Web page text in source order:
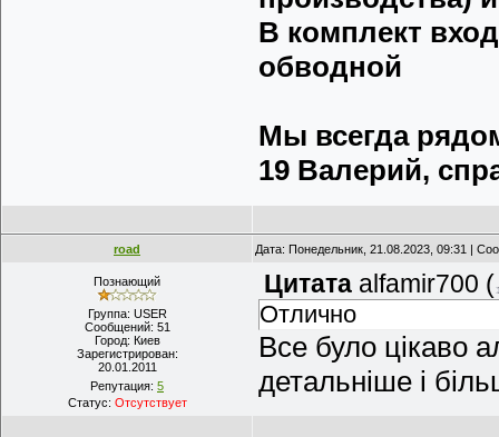
В комплект
обводной
Мы всегда
19 Валерий,
road Дата: Понедельник, 21.08.2023, 09:31 |
Познающий
Группа: USER
Сообщений: 51
Город: Киев
Зарегистрирован:
20.01.2011
Репутация: 5
Статус: Отсутствует
Цитата alfamir700 (
Отлично
Все було цікаво
детальніше і